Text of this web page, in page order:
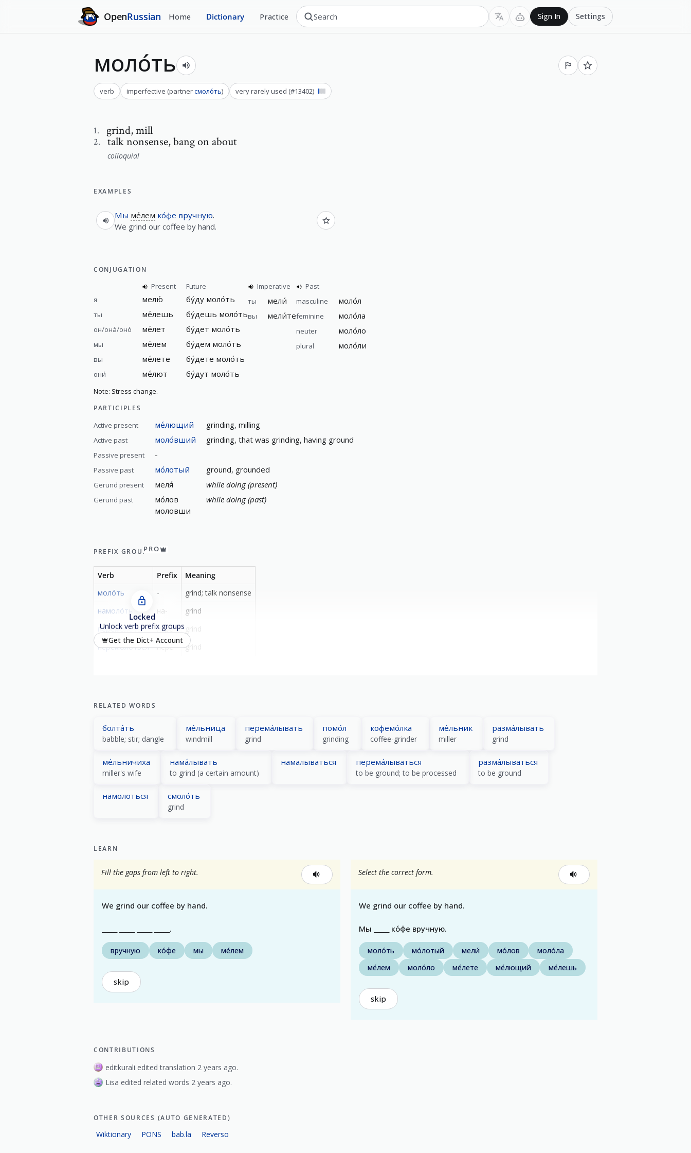
OpenRussian Home Dictionary Practice Sign In Settings
моло́ть
verb imperfective (partnerсмоло́ть) very rarely used (#13402)
1. grind,mill
2. talk nonsense,bang on about
colloquial
EXAMPLES
Мы ме́лем ко́фе вручную.
We grind our coffee by hand.
CONJUGATION
Present
Future
я
мелю́ бу́ду моло́ть
ты ме́лешь бу́дешь моло́ть
он/она́/оно́ ме́лет бу́дет моло́ть
мы ме́лем бу́дем моло́ть
вы ме́лете бу́дете моло́ть
они́ ме́лют бу́дут моло́ть
Note: Stress change.
Imperative
ты
мели́
вы мели́те
Past
masculine
моло́л
feminine моло́ла
neuter моло́ло
plural моло́ли
PARTICIPLES
Active present ме́лющий grinding, milling
Active past моло́вший grinding, that was grinding, having ground
Passive present -
Passive past мо́лотый ground, grounded
Gerund present меля́ while doing (present)
Gerund past
мо́лов
моловши
while doing (past)
PREFIX GROUPPRO
Verb Prefix
Meaning
моло́ть
-
grind; talk nonsense
намоло́ть
на-
grind
перемоло́ть
пере-
перемоло́ться
пере- grind
Locked
Unlock verb prefix groups
Get the Dict+ Account
RELATED WORDS
болта́ть
babble; stir; dangle
ме́льница
windmill
перема́лывать
grind
помо́л
grinding
кофемо́лка
coffee-grinder
ме́льник
miller
разма́лывать
grind
ме́льничиха
miller's wife
нама́лывать
to grind (a certain amount)
намалываться перема́лываться
to be ground; to be processed
разма́лываться
to be ground
намолоться смоло́ть
grind
LEARN
Fill the gaps from left to right.
We grind our coffee by hand.
_____ _____ _____ _____.
вручную ко́фе мы ме́лем
skip
Select the correct form.
We grind our coffee by hand.
Мы _____ ко́фе вручную.
моло́ть мо́лотый мели́ мо́лов
моло́ла
ме́лем
моло́ло ме́лете ме́лющий ме́лешь
skip
CONTRIBUTIONS
editkurali edited translation 2 years ago.
Lisa edited related words 2 years ago.
OTHER SOURCES (AUTO GENERATED)
Wiktionary PONS bab.la Reverso